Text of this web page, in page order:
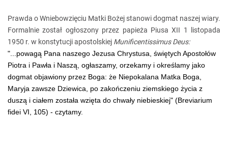
Prawda o Wniebowzięciu Matki Bożej stanowi dogmat naszej wiary.
Formalnie został ogłoszony przez papieża Piusa XII 1 listopada
1950 r. w konstytucji apostolskiej Munificentissimus Deus:
"...powagą Pana naszego Jezusa Chrystusa, świętych Apostołów
Piotra i Pawła i Naszą, ogłaszamy, orzekamy i określamy jako
dogmat objawiony przez Boga: że Niepokalana Matka Boga,
Maryja zawsze Dziewica, po zakończeniu ziemskiego życia z
duszą i ciałem została wzięta do chwały niebieskiej" (Breviarium
fidei VI, 105) - czytamy.